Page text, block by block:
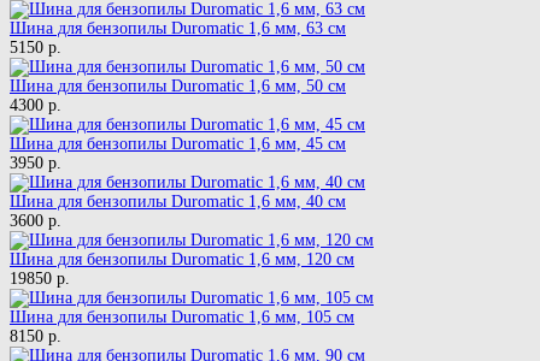
Шина для бензопилы Duromatic 1,6 мм, 63 см
5150 р.
Шина для бензопилы Duromatic 1,6 мм, 50 см
4300 р.
Шина для бензопилы Duromatic 1,6 мм, 45 см
3950 р.
Шина для бензопилы Duromatic 1,6 мм, 40 см
3600 р.
Шина для бензопилы Duromatic 1,6 мм, 120 см
19850 р.
Шина для бензопилы Duromatic 1,6 мм, 105 см
8150 р.